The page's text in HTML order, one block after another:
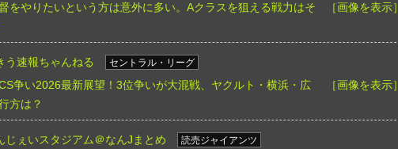
督をやりたいという方は意外に多い。Aクラスを狙える戦力はそ
［画像を表示］
う速報ちゃんねる
セントラル・リーグ
争い2026最新展望！3位争いが大混戦、ヤクルト・横浜・広
方は？
［画像を表示］
じぇいスタジアム＠なんJまとめ
読売ジャイアンツ